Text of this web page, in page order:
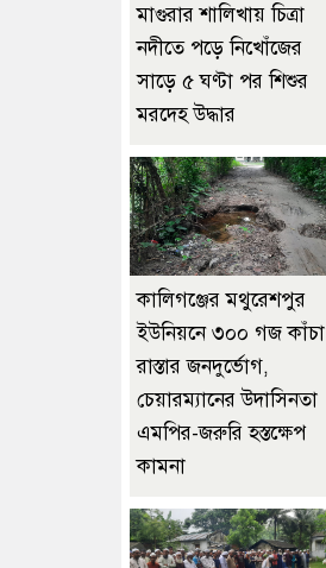
মাগুরার শালিখায় চিত্রা
নদীতে পড়ে নিখোঁজের
সাড়ে ৫ ঘণ্টা পর শিশুর
মরদেহ উদ্ধার
কালিগঞ্জের মথুরেশপুর
ইউনিয়নে ৩০০ গজ কাঁচা
রাস্তার জনদুর্ভোগ,
চেয়ারম্যানের উদাসিনতা
এমপির-জরুরি হস্তক্ষেপ
কামনা